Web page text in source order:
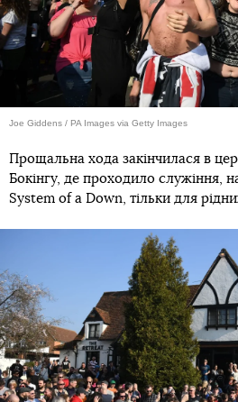
Joe Giddens / PA Images via Getty Images
Прощальна хода закінчилася в
Бокінгу, де проходило служіння,
System of a Down, тільки для